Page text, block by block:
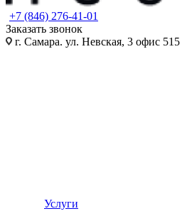
+7 (846) 276-41-01
Заказать звонок
г. Самара. ул. Невская, 3 офис 515
Услуги